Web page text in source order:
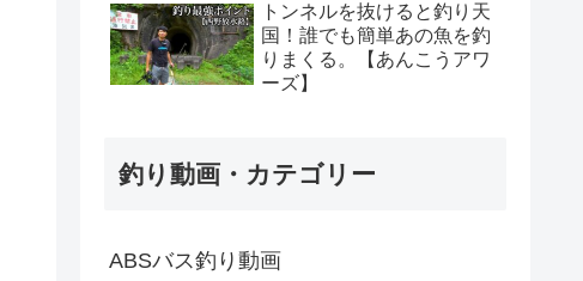
トンネルを抜けると釣り天
国！誰でも簡単あの魚を釣
りまくる。【あんこうアワ
ーズ】
釣り動画・カテゴリー
ABSバス釣り動画